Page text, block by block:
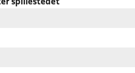
spillestedet